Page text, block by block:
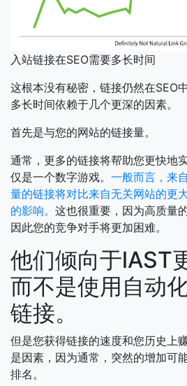
入站链接在SEO需要多长时间
这根本没有秘密，链接仍然在SEO
多长时间依赖于几个更深的因素。
首先是与您的网站的链接量。
通常，更多的链接将帮助您更快地
仅是一个数字游戏。 一般而言，来
量的链接将对比来自无关网站的更
的影响。 这也很重要，因为高质量
因此您的竞争对手将更加困难。
他们倾向于lAST
而不是使用自动
链接。
但是您获得链接的速度和您历史上
是因素，因为通常，突然的增加可
排名。